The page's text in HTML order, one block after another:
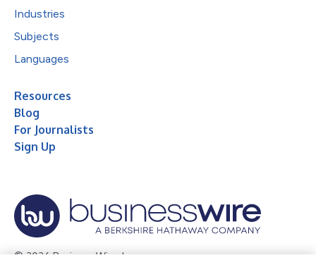
Industries
Subjects
Languages
Resources
Blog
For Journalists
Sign Up
© 2026 Business Wire, Inc.